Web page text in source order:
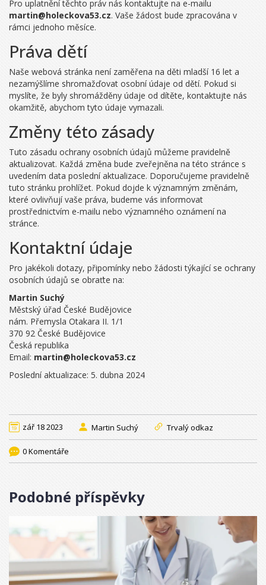
Pro uplatnění těchto práv nás kontaktujte na e-mailu
martin@holeckova53.cz. Vaše žádost bude zpracována v
rámci jednoho měsíce.
Práva dětí
Naše webová stránka není zaměřena na děti mladší 16 let a
nezamýšlíme shromažďovat osobní údaje od dětí. Pokud si
myslíte, že byly shromážděny údaje od dítěte, kontaktujte nás
okamžitě, abychom tyto údaje vymazali.
Změny této zásady
Tuto zásadu ochrany osobních údajů můžeme pravidelně
aktualizovat. Každá změna bude zveřejněna na této stránce s
uvedením data poslední aktualizace. Doporučujeme pravidelně
tuto stránku prohlížet. Pokud dojde k významným změnám,
které ovlivňují vaše práva, budeme vás informovat
prostřednictvím e-mailu nebo významného oznámení na
stránce.
Kontaktní údaje
Pro jakékoli dotazy, připomínky nebo žádosti týkající se ochrany
osobních údajů se obraťte na:
Martin Suchý
Městský úřad České Budějovice
nám. Přemysla Otakara II. 1/1
370 92 České Budějovice
Česká republika
Email: martin@holeckova53.cz
Poslední aktualizace: 5. dubna 2024
zář 18 2023 Martin Suchý Trvalý odkaz
0 Komentáře
Podobné příspěvky